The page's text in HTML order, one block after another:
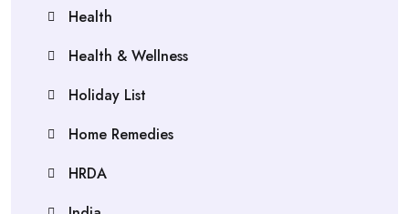
Health
Health & Wellness
Holiday List
Home Remedies
HRDA